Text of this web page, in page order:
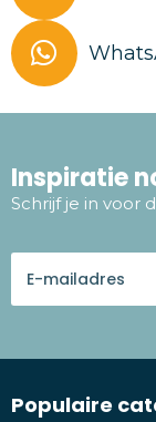
Inspiratie
Schrijf je in voor
Populaire